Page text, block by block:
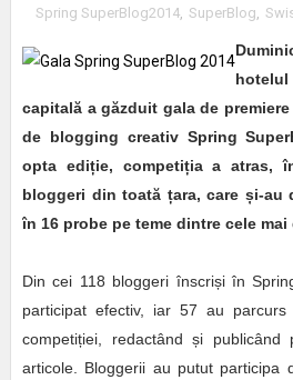
Spring SuperBlog2014, SuperBlog,
capitală a găzduit gala de
de blogging creativ Spring
opta ediție, competiția a atras,
bloggeri din toată țara, care și-au
în 16 probe pe teme dintre cele mai
Din cei 118 bloggeri înscriși în
participat efectiv, iar 57 au
competiției, redactând și
articole. Bloggerii au putut participa